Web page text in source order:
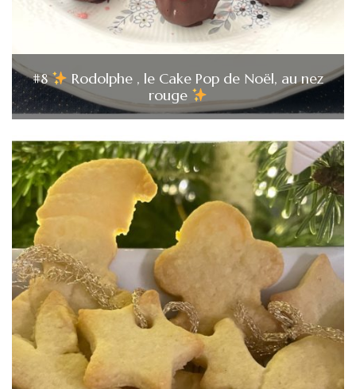
#8
Rodolphe , le Cake Pop de Noël, au nez
rouge